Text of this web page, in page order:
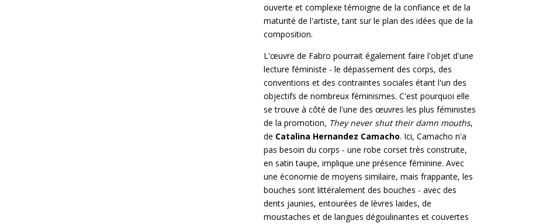
ouverte et complexe témoigne de la confiance et de la
maturité de l'artiste, tant sur le plan des idées que de la
composition.
L'œuvre de Fabro pourrait également faire l'objet d'une
lecture féministe - le dépassement des corps, des
conventions et des contraintes sociales étant l'un des
objectifs de nombreux féminismes. C'est pourquoi elle
se trouve à côté de l'une des œuvres les plus féministes
de la promotion, They never shut their damn mouths,
de Catalina Hernandez Camacho. Ici, Camacho n'a
pas besoin du corps - une robe corset très construite,
en satin taupe, implique une présence féminine. Avec
une économie de moyens similaire, mais frappante, les
bouches sont littéralement des bouches - avec des
dents jaunies, entourées de lèvres laides, de
moustaches et de langues dégoulinantes et couvertes